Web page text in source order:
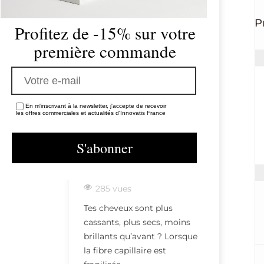
RENEW : LE SOIN
REDONNE FORCE,
MATIÈRE ET ÉCLAT À
285 vues
Tes cheveux sont plus
cassants, plus secs, moins
brillants qu’avant ? Lorsque
la fibre capillaire est
CHUTE
AU
Le
SMOOTHER SPA
SHAMPOO
26,07 €
SMOOTH - CRÈME
LISSANTE ANTI-
FRISOTTIS
Profitez de -15% sur votre
première commande
En m'inscrivant à la newsletter, j'accepte de recevoir
les offres commerciales et actualités d'Innovatis France